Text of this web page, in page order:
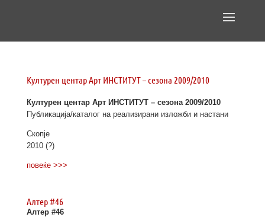
Културен центар Арт ИНСТИТУТ – сезона 2009/2010
Културен центар Арт ИНСТИТУТ – сезона 2009/2010
Публикација/каталог на реализирани изложби и настани
Скопје
2010 (?)
повеќе >>>
Алтер #46
Алтер #46